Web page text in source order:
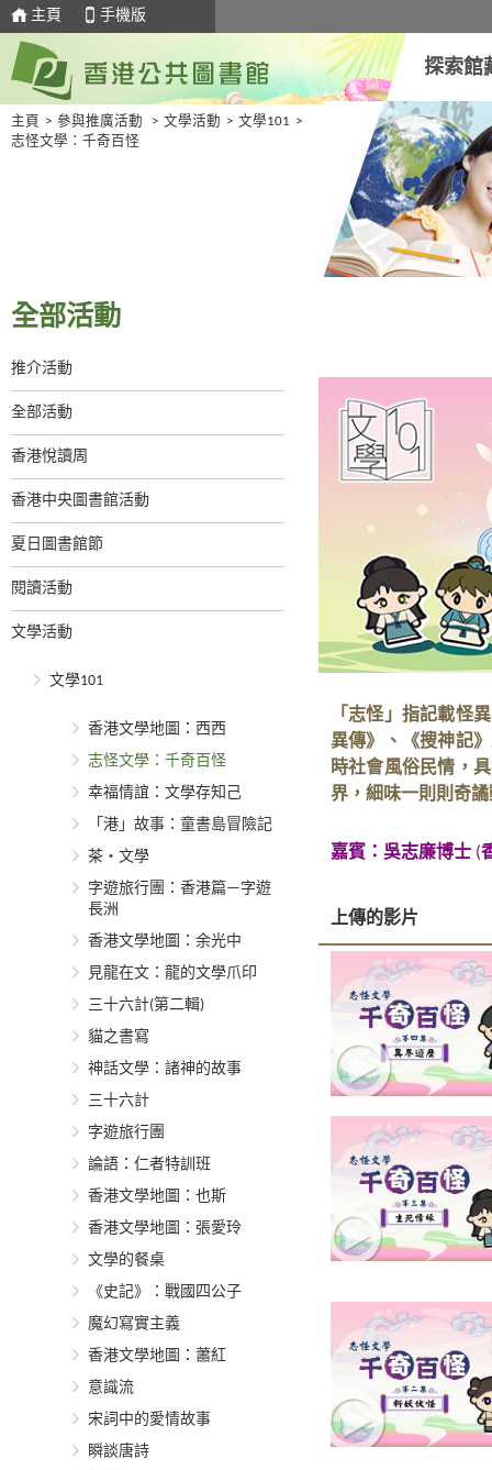
主頁 手機版
探索館
主頁 > 參與推廣活動 > 文學活動 > 文學101 >
志怪文學：千奇百怪
全部活動
推介活動
全部活動
香港悅讀周
香港中央圖書館活動
夏日圖書館節
閱讀活動
文學活動
文學101
香港文學地圖：西西
志怪文學：千奇百怪
幸福情誼：文學存知己
「港」故事：童書島冒險記
茶‧文學
字遊旅行團：香港篇—字遊
長洲
香港文學地圖：余光中
見龍在文：龍的文學爪印
三十六計(第二輯)
貓之書寫
神話文學：諸神的故事
三十六計
字遊旅行團
論語：仁者特訓班
香港文學地圖：也斯
香港文學地圖：張愛玲
文學的餐桌
《史記》：戰國四公子
魔幻寫實主義
香港文學地圖：蕭紅
意識流
宋詞中的愛情故事
瞬談唐詩
「志怪」指記載怪
異傳》、《搜神記
時社會風俗民情，
界，細味一則則奇
嘉賓： 吳志廉博士 (
上傳的影片